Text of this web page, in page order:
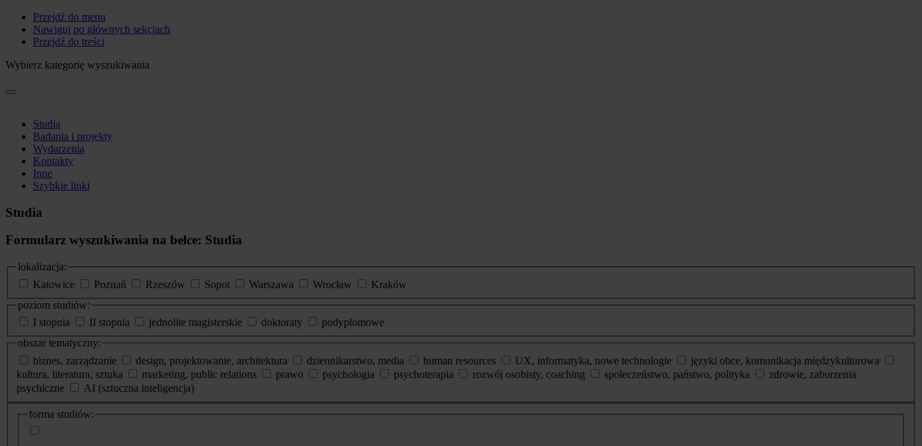
Przejdź do menu
Nawiguj po głównych sekcjach
Przejdź do treści
Wybierz kategorię wyszukiwania
Studia
Badania i projekty
Wydarzenia
Kontakty
Inne
Szybkie linki
Studia
Formularz wyszukiwania na belce: Studia
lokalizacja:
Katowice
Poznań Rzeszów Sopot Warszawa Wrocław
Kraków
poziom studiów:
I stopnia
II stopnia jednolite magisterskie doktoraty
podyplomowe
obszar tematyczny:
biznes, zarządzanie
design, projektowanie, architektura dziennikarstwo, media human resources UX, informatyka, nowe technologie
języki obce, komunikacja międzykulturowa
kultura, literatura, sztuka
marketing, public relations prawo psychologia psychoterapia rozwój osobisty, coaching społeczeństwo, państwo, polityka
zdrowie, zaburzenia
psychiczne
AI (sztuczna inteligencja)
dodatkowe
informacje
forma studiów: